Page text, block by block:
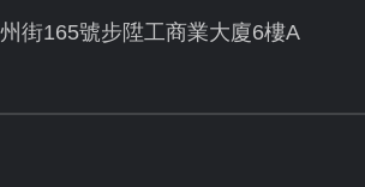
街165號步陞工商業大廈6樓A